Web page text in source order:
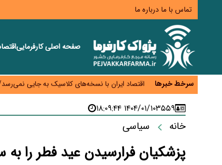
تماس با ما درباره ما
صفحه اصلیکارفرمایی
سرخط خبرها
اختیار تمدید مهلت ثبت آماری به سازمان‌های مناطق
اقتصاد ایران با نسخه‌های کلاسیک به جایی نمی‌رسد/ ظرفیت تجارت ۳۰۰ میلیارد
درمان بیش از ۳۰ درصد حقوق بازنشستگان را می‌بلعد؛ هزینه دارو و تجهیزات ۵ برابر شد،حقوق فقط ۱.۲ برابر افزایش یافت
دام ارزان شد، گوشت نه/چرا کاهش قیمت به سفره
افزایش کالابرگ در دستور کار دولت/ تصمیم‌گیری
۳۵۵۹۱۴۰۴/۰۱/۱۰ ۱۸:۰۹:۴۴
خانه سیاسی
پزشکیان فرارسیدن عید فطر را